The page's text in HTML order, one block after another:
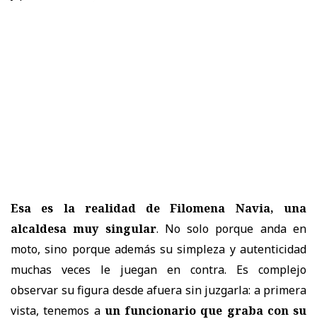
Esa es la realidad de Filomena Navia, una
alcaldesa muy singular. No solo porque anda en
moto, sino porque además su simpleza y autenticidad
muchas veces le juegan en contra. Es complejo
observar su figura desde afuera sin juzgarla: a primera
vista, tenemos a un funcionario que graba con su